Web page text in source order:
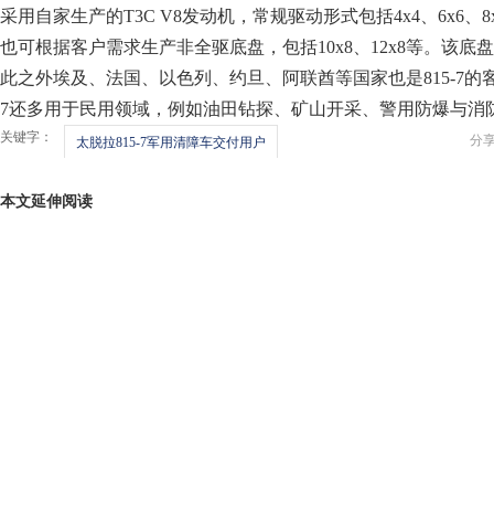
采用自家生产的T3C V8发动机，常规驱动形式包括4x4、6x6、
也可根据客户需求生产非全驱底盘，包括10x8、12x8等。该底
此之外埃及、法国、以色列、约旦、阿联酋等国家也是815-7的
7还多用于民用领域，例如油田钻探、矿山开采、警用防爆与消
分
关键字： 太脱拉815-7军用清障车交付用户
本文延伸阅读